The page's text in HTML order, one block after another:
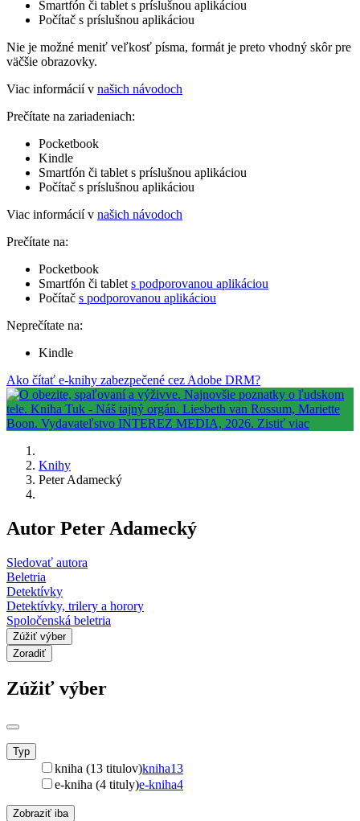
Smartfón či tablet s príslušnou aplikáciou
Počítač s príslušnou aplikáciou
Nie je možné meniť veľkosť písma, formát je preto vhodný skôr pre
väčšie obrazovky.
Viac informácií v našich návodoch
Prečítate na zariadeniach:
Pocketbook
Kindle
Smartfón či tablet s príslušnou aplikáciou
Počítač s príslušnou aplikáciou
Viac informácií v našich návodoch
Prečítate na:
Pocketbook
Smartfón či tablet s podporovanou aplikáciou
Počítač s podporovanou aplikáciou
Neprečítate na:
Kindle
Ako čítať e-knihy zabezpečené cez Adobe DRM?
Knihy
Peter Adamecký
Autor Peter Adamecký
Sledovať autora
Beletria
Detektívky
Detektívky, trilery a horory
Spoločenská beletria
Zúžiť výber
Zoradiť
Zúžiť výber
Typ
kniha (13 titulov)kniha13
e-kniha (4 tituly)e-kniha4
Zobraziť iba